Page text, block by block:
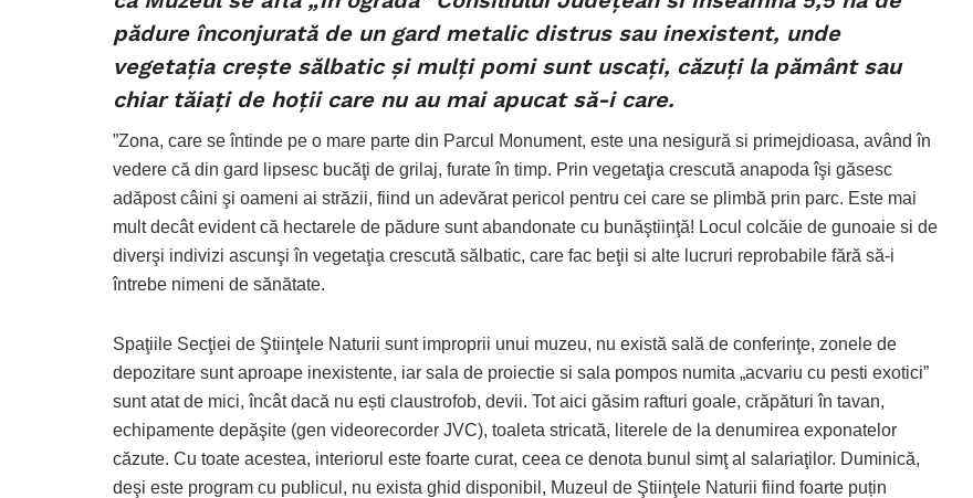
pădure înconjurată de un gard metalic distrus sau inexistent, unde
vegetaţia crește sălbatic și mulți pomi sunt uscaţi, căzuţi la pământ sau
chiar tăiaţi de hoţii care nu au mai apucat să-i care.
”Zona, care se întinde pe o mare parte din Parcul Monument, este una nesigură si primejdioasa, având în
vedere că din gard lipsesc bucăţi de grilaj, furate în timp. Prin vegetaţia crescută anapoda îşi găsesc
adăpost câini şi oameni ai străzii, fiind un adevărat pericol pentru cei care se plimbă prin parc. Este mai
mult decât evident că hectarele de pădure sunt abandonate cu bunăştiinţă! Locul colcăie de gunoaie si de
diverşi indivizi ascunşi în vegetaţia crescută sălbatic, care fac beţii si alte lucruri reprobabile fără să-i
întrebe nimeni de sănătate.
Spaţiile Secţiei de Ştiinţele Naturii sunt improprii unui muzeu, nu există sală de conferinţe, zonele de
depozitare sunt aproape inexistente, iar sala de proiectie si sala pompos numita „acvariu cu pesti exotici”
sunt atat de mici, încât dacă nu ești claustrofob, devii. Tot aici găsim rafturi goale, crăpături în tavan,
echipamente depăşite (gen videorecorder JVC), toaleta stricată, literele de la denumirea exponatelor
căzute. Cu toate acestea, interiorul este foarte curat, ceea ce denota bunul simţ al salariaţilor. Duminică,
deşi este program cu publicul, nu exista ghid disponibil, Muzeul de Ştiinţele Naturii fiind foarte puțin